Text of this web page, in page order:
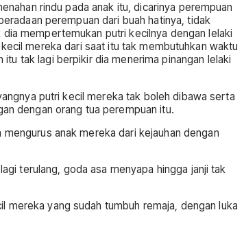
rindu pada anak itu, dicarinya perempuan
perempuan dari buah hatinya, tidak
mempertemukan putri kecilnya dengan lelaki
mereka dari saat itu tak membutuhkan waktu
tak lagi berpikir dia menerima pinangan lelaki
putri kecil mereka tak boleh dibawa serta
dengan orang tua perempuan itu.
anak mereka dari kejauhan dengan
terulang, goda asa menyapa hingga janji tak
mereka yang sudah tumbuh remaja, dengan luka